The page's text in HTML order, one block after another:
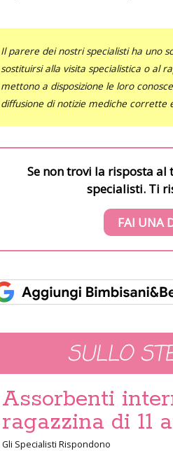
Il parere dei nostri specialisti ha uno
sostituirsi alla visita specialistica o al
mettono a disposizione le loro
diffusione di notizie mediche corrette
Se non trovi la risposta
specialisti. Ti
FAI UNA
SULLO
Assorbenti
ragazzina di 11
Gli Specialisti Rispondono